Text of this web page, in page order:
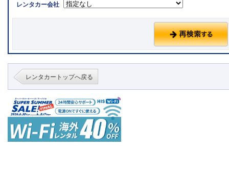
レンタカー会社
レンタカートップへ戻る